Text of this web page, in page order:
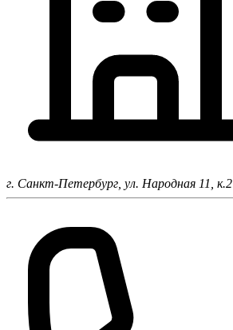
г. Санкт-Петербург, ул. Народная 11, к.2